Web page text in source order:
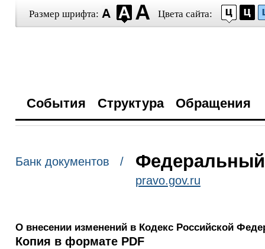
Размер шрифта: Цвета сайта:
События Структура Обращения
Банк документов / Федеральный
pravo.gov.ru
О внесении изменений в Кодекс Российской
Копия в формате PDF